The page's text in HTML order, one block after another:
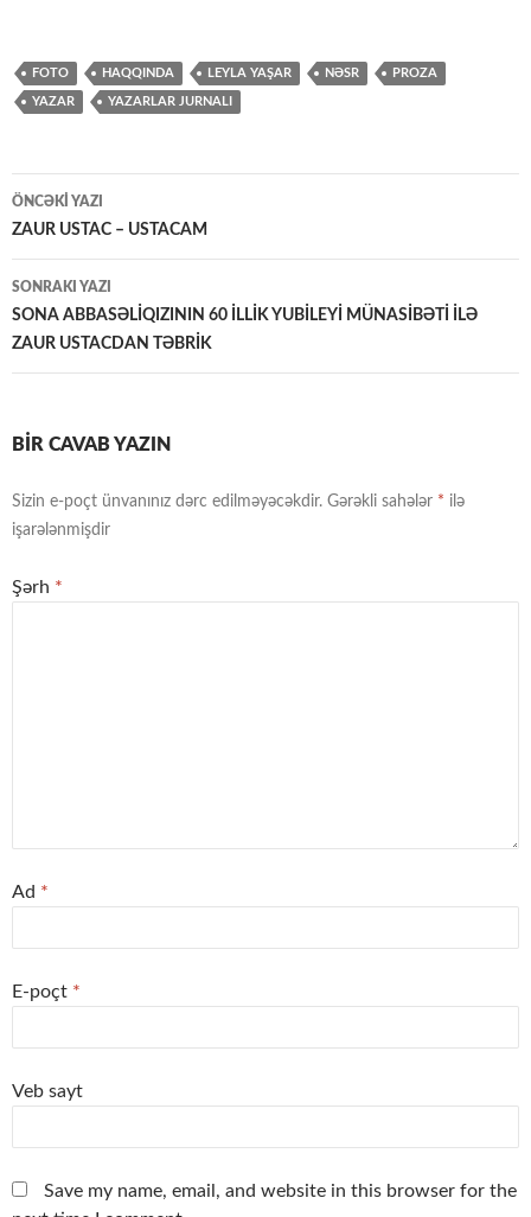
FOTO HAQQINDA LEYLA YAŞAR NƏSR PROZA
YAZAR YAZARLAR JURNALI
Yazılar
üzrə
naviqasiya
ÖNCƏKI YAZI
ZAUR USTAC – USTACAM
SONRAKI YAZI
SONA ABBASƏLİQIZININ 60 İLLİK YUBİLEYİ MÜNASİBƏTİ İLƏ
ZAUR USTACDAN TƏBRİK
BIR CAVAB YAZIN
Sizin e-poçt ünvanınız dərc edilməyəcəkdir. Gərəkli sahələr * ilə
işarələnmişdir
Şərh *
Ad *
E-poçt *
Veb sayt
Save my name, email, and website in this browser for the